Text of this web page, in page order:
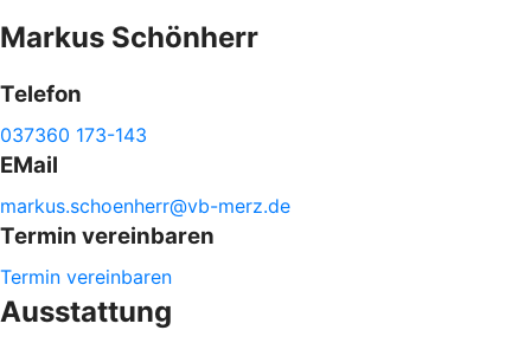
Markus Schönherr
Telefon
037360 173-143
EMail
markus.schoenherr@vb-merz.de
Termin vereinbaren
Termin vereinbaren
Ausstattung